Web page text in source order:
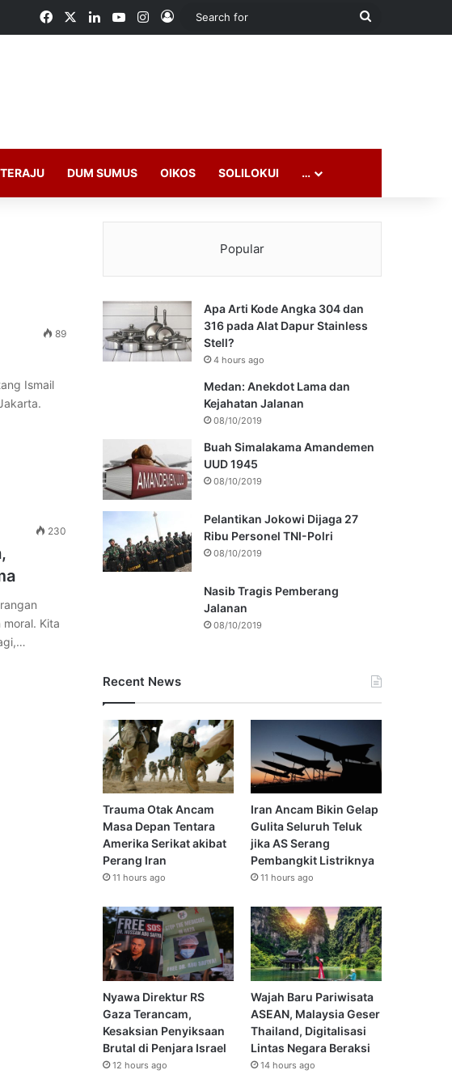
FacebookLinkedInYouTubeInstagram
Log In
Search
TERAJU DUM SUMUS OIKOS SOLILOKUI …
89
Ismail
230
Kita
Popular
Apa Arti Kode Angka 304 dan
316 pada Alat Dapur Stainless
Stell?
4 hours ago
Medan: Anekdot Lama dan
Kejahatan Jalanan
08/10/2019
Buah Simalakama Amandemen
UUD 1945
08/10/2019
Pelantikan Jokowi Dijaga 27
Ribu Personel TNI-Polri
08/10/2019
Nasib Tragis Pemberang
Jalanan
08/10/2019
Recent News
Trauma Otak Ancam
Masa Depan Tentara
Amerika Serikat akibat
Perang Iran
11 hours ago
Iran Ancam Bikin Gelap
Gulita Seluruh Teluk
jika AS Serang
Pembangkit Listriknya
11 hours ago
Nyawa Direktur RS
Gaza Terancam,
Kesaksian Penyiksaan
Brutal di Penjara Israel
12 hours ago
Wajah Baru Pariwisata
ASEAN, Malaysia Geser
Thailand, Digitalisasi
Lintas Negara Beraksi
14 hours ago